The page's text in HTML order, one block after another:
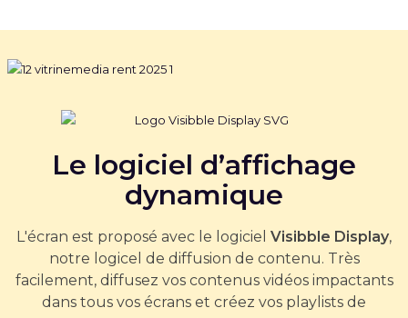
Le logiciel d’affichage
dynamique
L'écran est proposé avec le logiciel Visibble Display,
notre logicel de diffusion de contenu. Très
facilement, diffusez vos contenus vidéos impactants
dans tous vos écrans et créez vos playlists de